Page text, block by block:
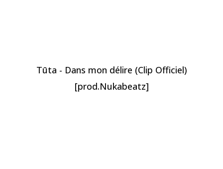
Tūta - Dans mon délire (Clip Officiel)
[prod.Nukabeatz]